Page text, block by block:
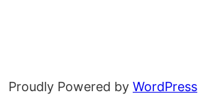
Proudly Powered by WordPress